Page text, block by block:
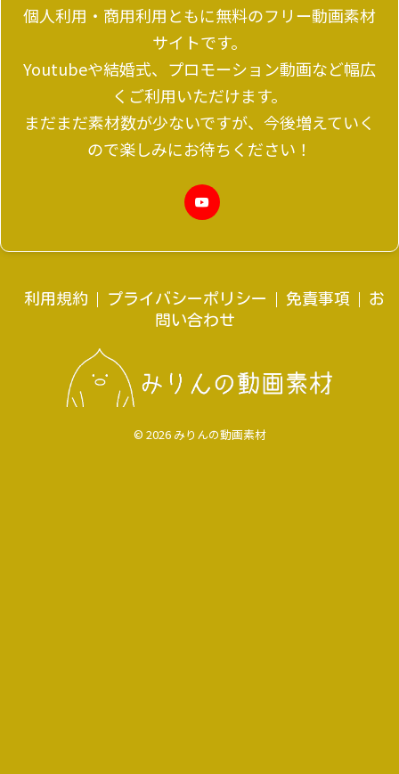
個人利用・商用利用ともに無料のフリー動画素材
サイトです。
Youtubeや結婚式、プロモーション動画など幅広
くご利用いただけます。
まだまだ素材数が少ないですが、今後増えていく
ので楽しみにお待ちください！
利用規約 プライバシーポリシー 免責事項
お
問い合わせ
© 2026 みりんの動画素材